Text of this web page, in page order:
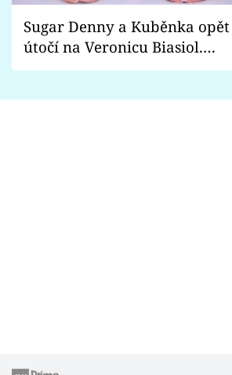
Sugar Denny a Kuběnka opět
útočí na Veronicu Biasiol.
Proč je podle nich falešná a